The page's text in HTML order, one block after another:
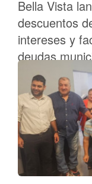
Bella Vista
descuentos
intereses y
deudas